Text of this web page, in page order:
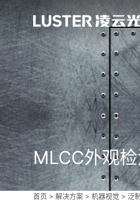
MLCC外观
首页 >解决方案 >机器视觉 > 泛